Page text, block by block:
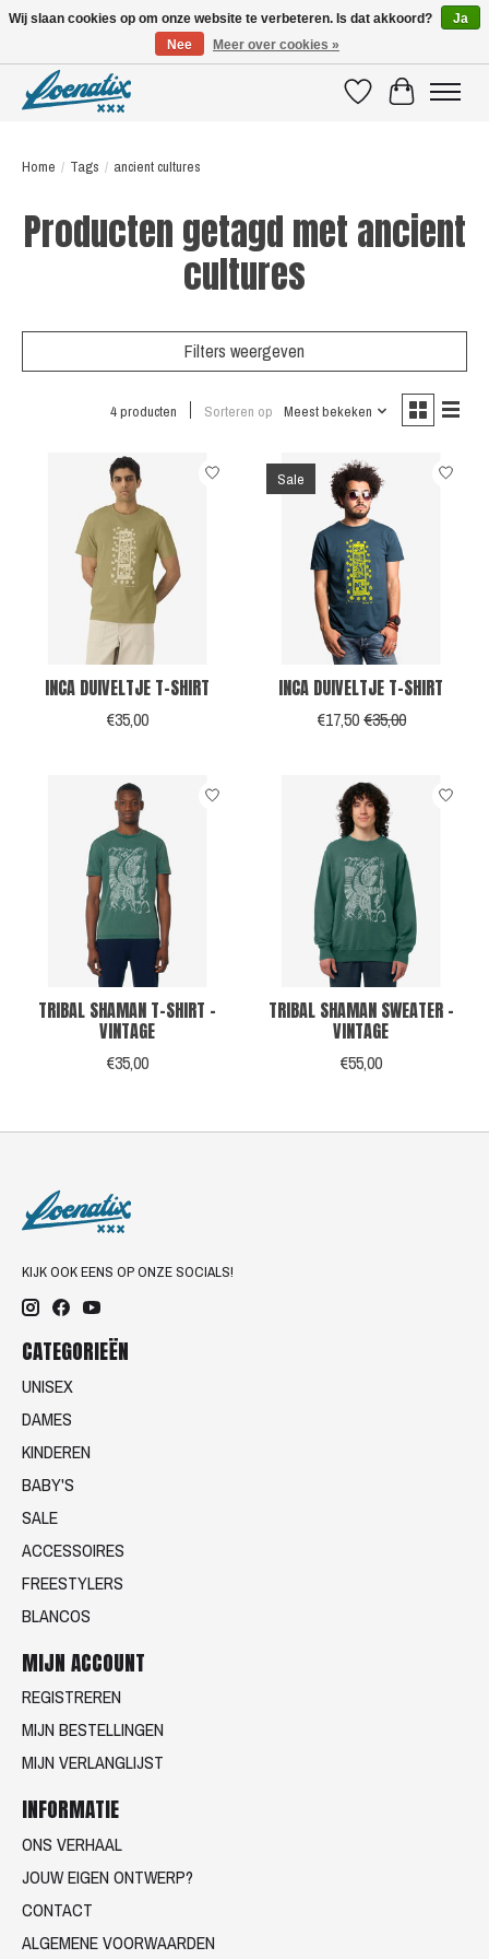
VerlanglijstWinkelwagen
Home / Tags / ancient cultures
Producten getagd met ancient
cultures
Filters weergeven
4 producten Sorteren op Meest bekeken
INCA DUIVELTJE T-SHIRT
€35,00
Sale
INCA DUIVELTJE T-SHIRT
€17,50€35,00
TRIBAL SHAMAN T-SHIRT -
VINTAGE
€35,00
TRIBAL SHAMAN SWEATER -
VINTAGE
€55,00
KIJK OOK EENS OP ONZE SOCIALS!
CATEGORIEËN
UNISEX
DAMES
KINDEREN
BABY'S
SALE
ACCESSOIRES
FREESTYLERS
BLANCOS
MIJN ACCOUNT
REGISTREREN
MIJN BESTELLINGEN
MIJN VERLANGLIJST
INFORMATIE
ONS VERHAAL
JOUW EIGEN ONTWERP?
CONTACT
ALGEMENE VOORWAARDEN
Wij slaan cookies op om onze website te verbeteren. Is dat akkoord?
Ja
Nee
Meer over cookies »